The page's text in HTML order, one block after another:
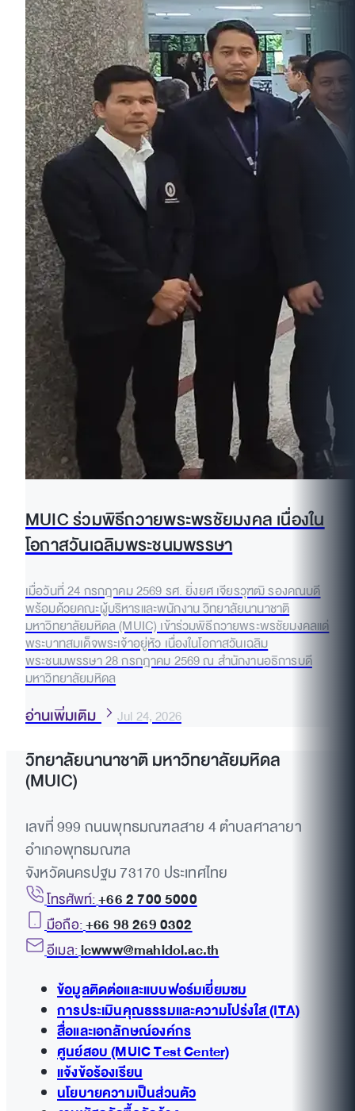
MUIC ร่วมพิธีถวายพระพรชัยมงคล เนื่องใน
โอกาสวันเฉลิมพระชนมพรรษา
เมื่อวันที่ 24 กรกฎาคม 2569 รศ. ยิ่งยศ เจียรวุฑฒิ รองคณบดี
พร้อมด้วยคณะผู้บริหารและพนักงาน วิทยาลัยนานาชาติ
มหาวิทยาลัยมหิดล (MUIC) เข้าร่วมพิธีถวายพระพรชัยมงคลแด่
พระบาทสมเด็จพระเจ้าอยู่หัว เนื่องในโอกาสวันเฉลิม
พระชนมพรรษา 28 กรกฎาคม 2569 ณ สำนักงานอธิการบดี
มหาวิทยาลัยมหิดล
อ่านเพิ่มเติม Jul 24, 2026
วิทยาลัยนานาชาติ มหาวิทยาลัยมหิดล
(MUIC)
เลขที่ 999 ถนนพุทธมณฑลสาย 4 ตำบลศาลายา
อำเภอพุทธมณฑล
จังหวัดนครปฐม 73170 ประเทศไทย
โทรศัพท์:+66 2 700 5000
มือถือ:+66 98 269 0302
อีเมล:icwww@mahidol.ac.th
ข้อมูลติดต่อและแบบฟอร์มเยี่ยมชม
การประเมินคุณธรรมและความโปร่งใส (ITA)
สื่อและเอกลักษณ์องค์กร
ศูนย์สอบ (MUIC Test Center)
แจ้งข้อร้องเรียน
นโยบายความเป็นส่วนตัว